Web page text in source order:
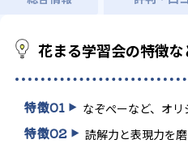
花まる学習会の特徴な
特徴01 なぞぺーなど、オ
特徴02 読解力と表現力を